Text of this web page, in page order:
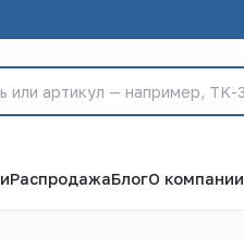
РаспродажаБлогО компании